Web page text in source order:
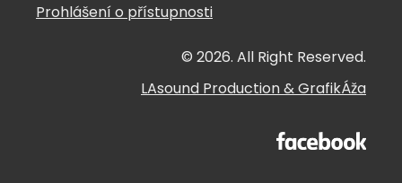
Prohlášení o přístupnosti
© 2026. All Right Reserved.
LAsound Production&GrafikÁža